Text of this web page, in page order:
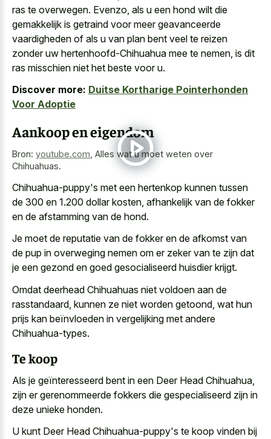
ras te overwegen. Evenzo, als u een hond wilt die
gemakkelijk is getraind voor meer geavanceerde
vaardigheden of als u van plan bent veel te reizen
zonder uw hertenhoofd-Chihuahua mee te nemen, is dit
ras misschien niet het beste voor u.
Discover more: Duitse Kortharige Pointerhonden
Voor Adoptie
Aankoop en eigendom
Bron: youtube.com Alles wat u moet weten over
Chihuahuas.
Chihuahua-puppy's met een hertenkop kunnen tussen
de 300 en 1.200 dollar kosten, afhankelijk van de fokker
en de afstamming van de hond.
Je moet de reputatie van de fokker en de afkomst van
de pup in overweging nemen om er zeker van te zijn dat
je een gezond en goed gesocialiseerd huisdier krijgt.
Omdat deerhead Chihuahuas niet voldoen aan de
rasstandaard, kunnen ze niet worden getoond, wat hun
prijs kan beïnvloeden in vergelijking met andere
Chihuahua-types.
Te koop
Als je geïnteresseerd bent in een Deer Head Chihuahua,
zijn er gerenommeerde fokkers die gespecialiseerd zijn in
deze unieke honden.
U kunt Deer Head Chihuahua-puppy's te koop vinden bij